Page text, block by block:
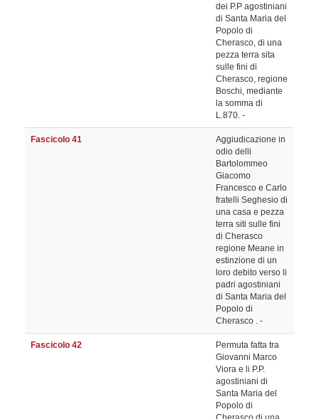
dei P.P agostiniani
di Santa Maria del
Popolo di
Cherasco, di una
pezza terra sita
sulle fini di
Cherasco, regione
Boschi, mediante
la somma di
L.870. -
Fascicolo 41
Aggiudicazione in
odio delli
Bartolommeo
Giacomo
Francesco e Carlo
fratelli Seghesio di
una casa e pezza
terra siti sulle fini
di Cherasco
regione Meane in
estinzione di un
loro debito verso li
padri agostiniani
di Santa Maria del
Popolo di
Cherasco . -
Fascicolo 42
Permuta fatta tra
Giovanni Marco
Viora e li P.P.
agostiniani di
Santa Maria del
Popolo di